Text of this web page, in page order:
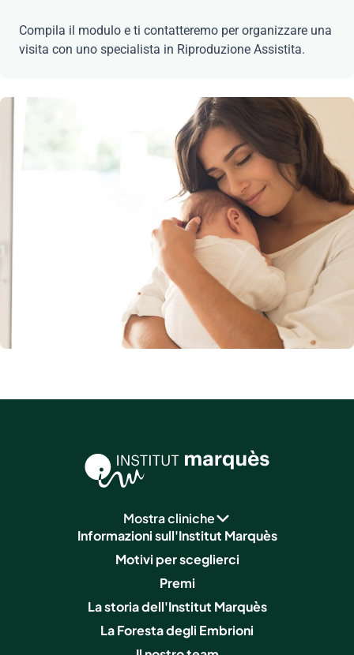
Compila il modulo e ti contatteremo per organizzare una
visita con uno specialista in Riproduzione Assistita.
Mostra cliniche
Informazioni sull'Institut Marquès
Motivi per sceglierci
Premi
La storia dell'Institut Marquès
La Foresta degli Embrioni